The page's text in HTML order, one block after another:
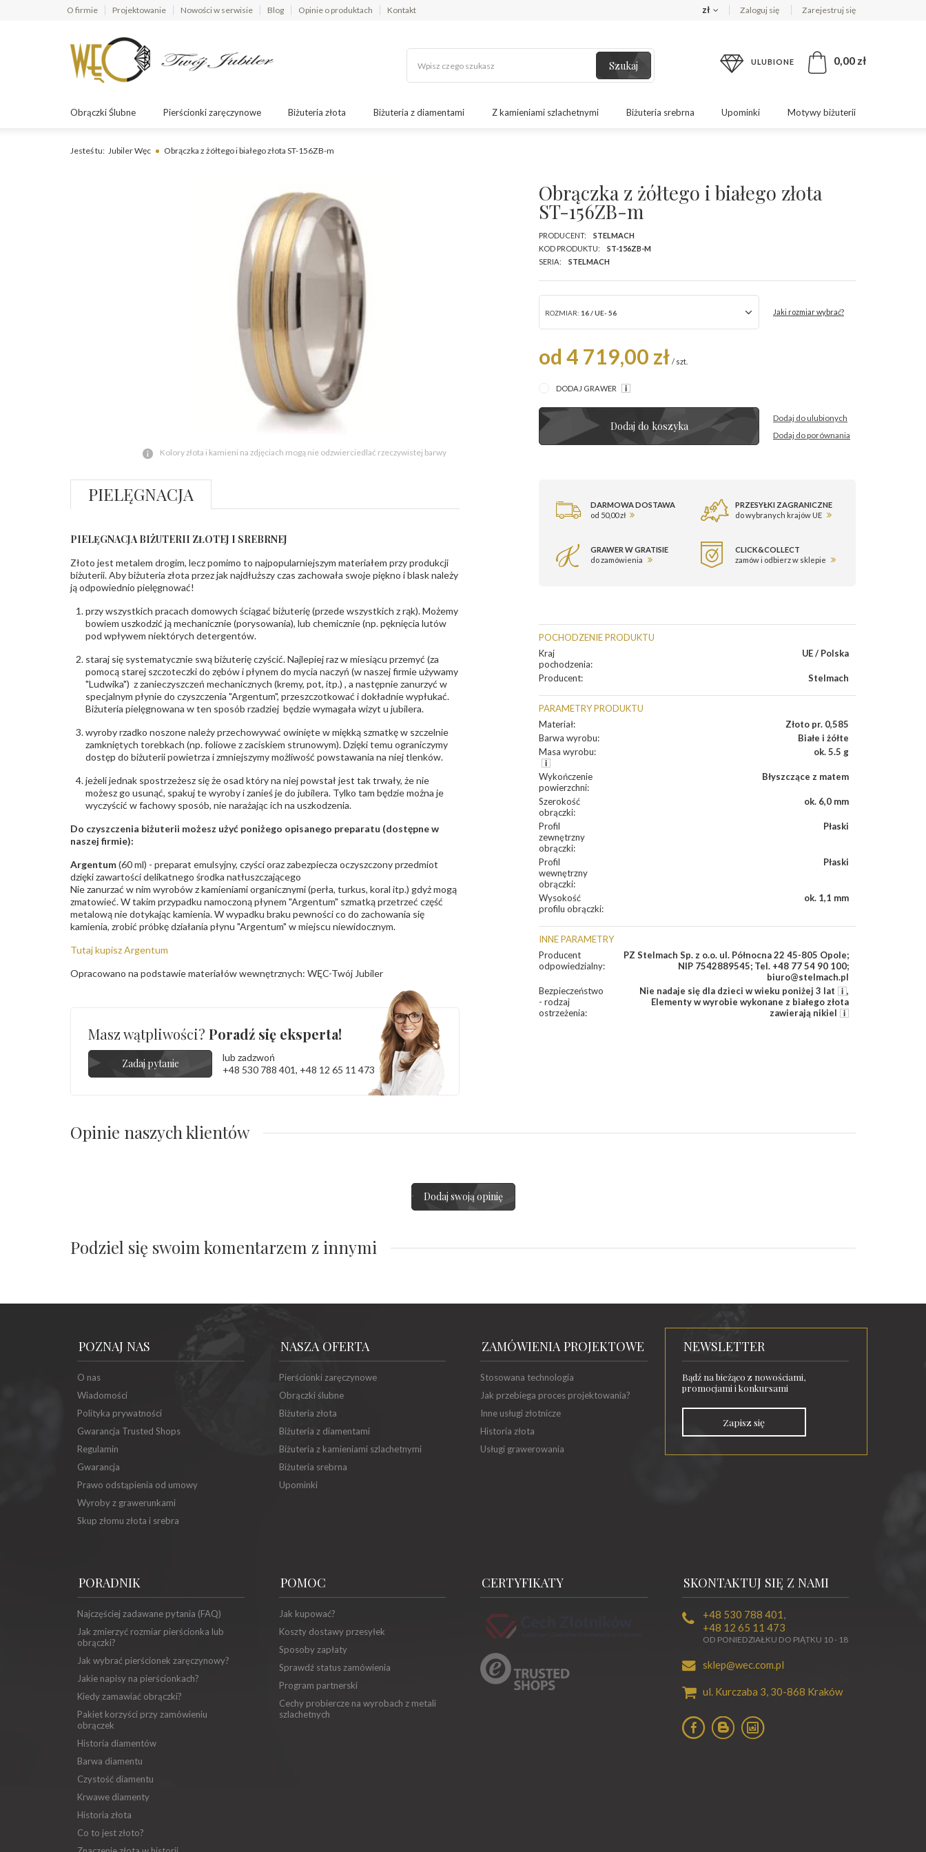
O firmie Projektowanie Nowości w serwisie Blog Opinie o produktach Kontakt zł Zaloguj się Zarejestruj się
Szukaj ULUBIONE 0,00 zł
Obrączki Ślubne Pierścionki zaręczynowe Biżuteria złota Biżuteria z diamentami Z kamieniami szlachetnymi Biżuteria srebrna Upominki Motywy biżuterii
Jesteś tu: Jubiler Węc Obrączka z żółtego i białego złota ST-156ZB-m
Kolory złota i kamieni na zdjęciach mogą nie odzwierciedlać rzeczywistej barwy
Obrączka z żółtego i białego złota
ST-156ZB-m
PRODUCENT:
STELMACH
KOD PRODUKTU:
ST-156ZB-M
SERIA:
STELMACH
ROZMIAR: 16 / UE- 56 Jaki rozmiar wybrać?
od 4 719,00 zł / szt.
DODAJ GRAWER
Dodaj do koszyka
Dodaj do ulubionych
Dodaj do porównania
DARMOWA DOSTAWA
od 50,00 zł
PRZESYŁKI ZAGRANICZNE
do wybranych krajów UE
GRAWER W GRATISIE
do zamówienia
CLICK&COLLECT
zamów i odbierz w sklepie
POCHODZENIE PRODUKTU
Kraj
pochodzenia:
UE / Polska
Producent: Stelmach
PARAMETRY PRODUKTU
Materiał:
Złoto pr. 0,585
Barwa wyrobu:
Białe i żółte
Masa wyrobu: ok. 5.5 g
Wykończenie
powierzchni:
Błyszczące z matem
Szerokość
obrączki:
ok. 6,0 mm
Profil
zewnętrzny
obrączki:
Płaski
Profil
wewnętrzny
obrączki:
Płaski
Wysokość
profilu obrączki:
ok. 1,1 mm
INNE PARAMETRY
Producent
odpowiedzialny:
PZ Stelmach Sp. z o.o. ul. Północna 22 45-805 Opole;
NIP 7542889545; Tel. +48 77 54 90 100;
biuro@stelmach.pl
Bezpieczeństwo
- rodzaj
ostrzeżenia:
Nie nadaje się dla dzieci w wieku poniżej 3 lat
,
Elementy w wyrobie wykonane z białego złota
zawierają nikiel
PIELĘGNACJA
PIELĘGNACJA BIŻUTERII ZŁOTEJ I SREBRNEJ
Złoto jest metalem drogim, lecz pomimo to najpopularniejszym materiałem przy produkcji
biżuterii. Aby biżuteria złota przez jak najdłuższy czas zachowała swoje piękno i blask należy
ją odpowiednio pielęgnować!
przy wszystkich pracach domowych ściągać biżuterię (przede wszystkich z rąk). Możemy
bowiem uszkodzić ją mechanicznie (porysowania), lub chemicznie (np. pęknięcia lutów
pod wpływem niektórych detergentów.
staraj się systematycznie swą biżuterię czyścić. Najlepiej raz w miesiącu przemyć (za
pomocą starej szczoteczki do zębów i płynem do mycia naczyń (w naszej firmie używamy
"Ludwika") z zanieczyszczeń mechanicznych (kremy, pot, itp.) , a następnie zanurzyć w
specjalnym płynie do czyszczenia "Argentum", przeszczotkować i dokładnie wypłukać.
Biżuteria pielęgnowana w ten sposób rzadziej będzie wymagała wizyt u jubilera.
wyroby rzadko noszone należy przechowywać owinięte w miękką szmatkę w szczelnie
zamkniętych torebkach (np. foliowe z zaciskiem strunowym). Dzięki temu ograniczymy
dostęp do biżuterii powietrza i zmniejszymy możliwość powstawania na niej tlenków.
jeżeli jednak spostrzeżesz się że osad który na niej powstał jest tak trwały, że nie
możesz go usunąć, spakuj te wyroby i zanieś je do jubilera. Tylko tam będzie można je
wyczyścić w fachowy sposób, nie narażając ich na uszkodzenia.
Do czyszczenia biżuterii możesz użyć poniżego opisanego preparatu (dostępne w
naszej firmie):
Argentum(60 ml) - preparat emulsyjny, czyści oraz zabezpiecza oczyszczony przedmiot
dzięki zawartości delikatnego środka natłuszczającego
Nie zanurzać w nim wyrobów z kamieniami organicznymi (perła, turkus, koral itp.) gdyż mogą
zmatowieć. W takim przypadku namoczoną płynem "Argentum" szmatką przetrzeć część
metalową nie dotykając kamienia. W wypadku braku pewności co do zachowania się
kamienia, zrobić próbkę działania płynu "Argentum" w miejscu niewidocznym.
Tutaj kupisz Argentum
Opracowano na podstawie materiałów wewnętrznych: WĘC-Twój Jubiler
Masz wątpliwości? Poradź się eksperta!
Zadaj pytanie
lub zadzwoń
+48 530 788 401, +48 12 65 11 473
Opinie naszych klientów
Dodaj swoją opinię
Podziel się swoim komentarzem z innymi
POZNAJ NAS
O nas
Wiadomości
Polityka prywatności
Gwarancja Trusted Shops
Regulamin
Gwarancja
Prawo odstąpienia od umowy
Wyroby z grawerunkami
Skup złomu złota i srebra
NASZA OFERTA
Pierścionki zaręczynowe
Obrączki ślubne
Biżuteria złota
Biżuteria z diamentami
Biżuteria z kamieniami szlachetnymi
Biżuteria srebrna
Upominki
ZAMÓWIENIA PROJEKTOWE
Stosowana technologia
Jak przebiega proces projektowania?
Inne usługi złotnicze
Historia złota
Usługi grawerowania
NEWSLETTER
Bądź na bieżąco z nowościami,
promocjami i konkursami
Zapisz się
PORADNIK
Najczęściej zadawane pytania (FAQ)
Jak zmierzyć rozmiar pierścionka lub
obrączki?
Jak wybrać pierścionek zaręczynowy?
Jakie napisy na pierścionkach?
Kiedy zamawiać obrączki?
Pakiet korzyści przy zamówieniu
obrączek
Historia diamentów
Barwa diamentu
Czystość diamentu
Krwawe diamenty
Historia złota
Co to jest złoto?
POMOC
Jak kupować?
Koszty dostawy przesyłek
Sposoby zapłaty
Sprawdź status zamówienia
Program partnerski
Cechy probiercze na wyrobach z metali
szlachetnych
CERTYFIKATY SKONTAKTUJ SIĘ Z NAMI
+48 530 788 401 ,
+48 12 65 11 473
OD PONIEDZIAŁKU DO PIĄTKU 10 - 18
sklep@wec.com.pl
ul. Kurczaba 3, 30-868 Kraków